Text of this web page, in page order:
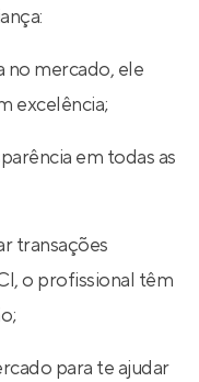
no mercado, ele
excelência;
em todas as
transações
o profissional têm
para te ajudar